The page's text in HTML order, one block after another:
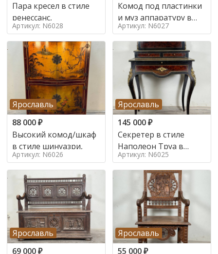
Пара кресел в стиле
ренессанс,
Артикул: N6028
Комод под пластинки
и муз аппаратуру в
стиле шинуазри,
Артикул: N6027
Ярославль
88 000₽
Высокий комод/шкаф
в стиле шинуазри,
Артикул: N6026
Ярославль
145 000₽
Секретер в стиле
Наполеон Труа в
стиле 19 век
Артикул: N6025
Ярославль
69 000₽
Ярославль
55 000₽